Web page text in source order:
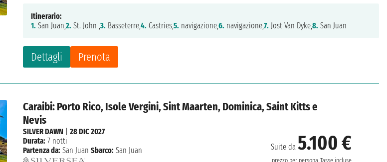
Dettagli Prenota
Itinerario:
1. San Juan,2. St. John ,3. Basseterre,4. Castries,5. navigazione,6. navigazione,7. Jost Van Dyke,8. San Juan
Caraibi: Porto Rico, Isole Vergini, Sint Maarten, Dominica, Saint Kitts e
Nevis
Suite da5.100 €
prezzo per persona Tasse incluse
SILVER DAWN |28 DIC 2027
Durata: 7 notti
Partenza da: San Juan Sbarco: San Juan